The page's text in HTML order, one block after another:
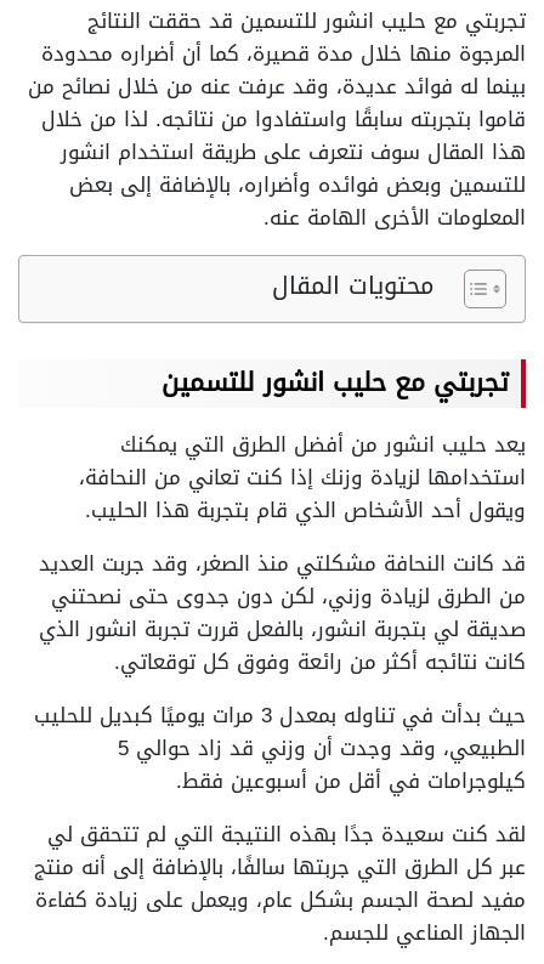
تجربتي مع حليب انشور للتسمين قد حققت النتائج
المرجوة منها خلال مدة قصيرة، كما أن أضراره محدودة
بينما له فوائد عديدة، وقد عرفت عنه من خلال نصائح من
قاموا بتجربته سابقًا واستفادوا من نتائجه. لذا من خلال
هذا المقال سوف نتعرف على طريقة استخدام انشور
للتسمين وبعض فوائده وأضراره، بالإضافة إلى بعض
المعلومات الأخرى الهامة عنه.
محتويات المقال
تجربتي مع حليب انشور للتسمين
يعد حليب انشور من أفضل الطرق التي يمكنك
استخدامها لزيادة وزنك إذا كنت تعاني من النحافة،
ويقول أحد الأشخاص الذي قام بتجربة هذا الحليب.
قد كانت النحافة مشكلتي منذ الصغر، وقد جربت العديد
من الطرق لزيادة وزني، لكن دون جدوى حتى نصحتني
صديقة لي بتجربة انشور، بالفعل قررت تجربة انشور الذي
كانت نتائجه أكثر من رائعة وفوق كل توقعاتي.
حيث بدأت في تناوله بمعدل 3 مرات يوميًا كبديل للحليب
الطبيعي، وقد وجدت أن وزني قد زاد حوالي 5
كيلوجرامات في أقل من أسبوعين فقط.
لقد كنت سعيدة جدًا بهذه النتيجة التي لم تتحقق لي
عبر كل الطرق التي جربتها سالفًا، بالإضافة إلى أنه منتج
مفيد لصحة الجسم بشكل عام، ويعمل على زيادة كفاءة
الجهاز المناعي للجسم.